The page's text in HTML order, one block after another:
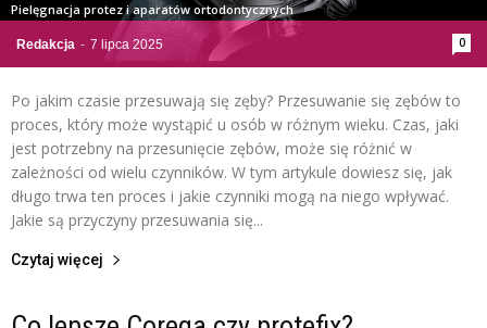
Redakcja - 7 lipca 2025 0
Pielęgnacja protez i aparatów ortodontycznych
Po jakim czasie przesuwają się zęby? Przesuwanie się zębów to
proces, który może wystąpić u osób w różnym wieku. Czas, jaki
jest potrzebny na przesunięcie zębów, może się różnić w
zależności od wielu czynników. W tym artykule dowiesz się, jak
długo trwa ten proces i jakie czynniki mogą na niego wpływać.
Jakie są przyczyny przesuwania się...
Czytaj więcej